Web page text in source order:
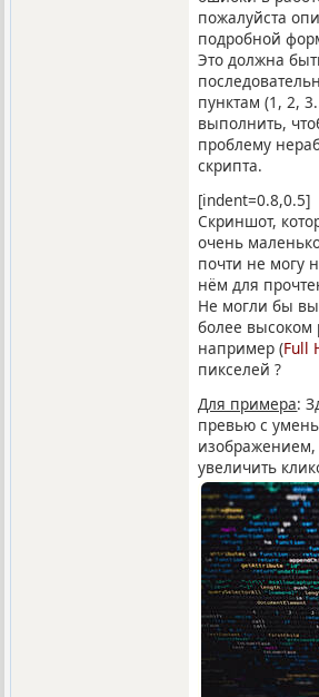
пожалуйста
подробной
Это должна
пунктам (1, 2,
выполнить,
проблему
скрипта.
[indent=0.8,0.5]
Скриншот,
очень
почти не могу
нём для
Не могли бы
более
например (Full
пикселей ?
Для примера:
превью с
увеличить